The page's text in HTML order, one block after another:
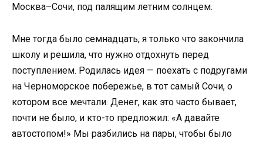
Москва–Сочи, под палящим летним солнцем.
Мне тогда было семнадцать, я только что закончила
школу и решила, что нужно отдохнуть перед
поступлением. Родилась идея — поехать с подругами
на Черноморское побережье, в тот самый Сочи, о
котором все мечтали. Денег, как это часто бывает,
почти не было, и кто-то предложил: «А давайте
автостопом!» Мы разбились на пары, чтобы было